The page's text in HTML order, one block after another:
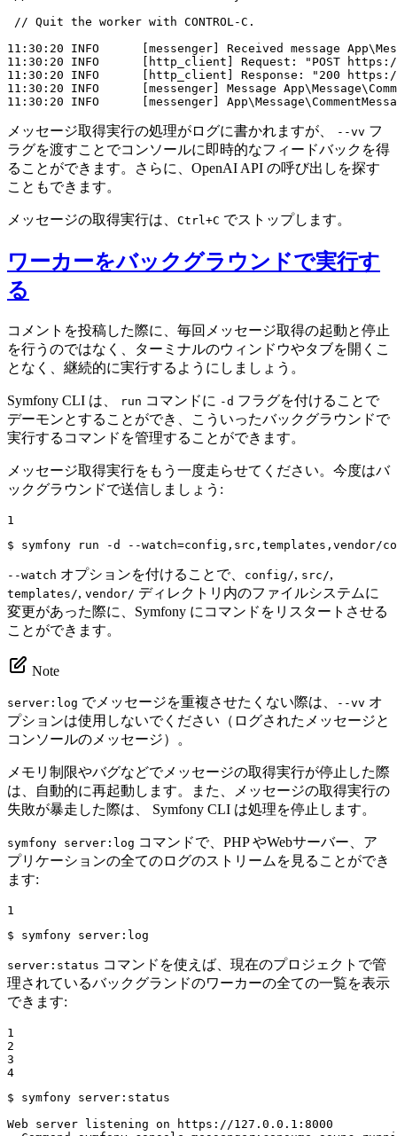
// Quit the worker with CONTROL-C.
11:30:20 INFO      [messenger] Received message
11:30:20 INFO      [http_client] Request: "POST
11:30:20 INFO      [http_client] Response: "200 https://
11:30:20 INFO      [messenger] Message
11:30:20 INFO      [messenger]
メッセージ取得実行の処理がログに書かれますが、 --vv フ
ラグを渡すことでコンソールに即時的なフィードバックを得
ることができます。さらに、OpenAI API の呼び出しを探す
こともできます。
メッセージの取得実行は、 Ctrl+C でストップします。
ワーカーをバックグラウンドで実行す
る
コメントを投稿した際に、毎回メッセージ取得の起動と停止
を行うのではなく、ターミナルのウィンドウやタブを開くこ
となく、継続的に実行するようにしましょう。
Symfony CLI は、 run コマンドに -d フラグを付けることで
デーモンとすることができ、こういったバックグラウンドで
実行するコマンドを管理することができます。
メッセージ取得実行をもう一度走らせてください。今度はバ
ックグラウンドで送信しましょう:
1
$ symfony run -d --watch=config,src,templates,vendor/
--watch オプションを付けることで、 config/, src/,
templates/, vendor/ ディレクトリ内のファイルシステムに
変更があった際に、Symfony にコマンドをリスタートさせる
ことができます。
Note
server:log でメッセージを重複させたくない際は、 --vv オ
プションは使用しないでください（ログされたメッセージと
コンソールのメッセージ）。
メモリ制限やバグなどでメッセージの取得実行が停止した際
は、自動的に再起動します。また、メッセージの取得実行の
失敗が暴走した際は、 Symfony CLI は処理を停止します。
symfony server:log コマンドで、PHP やWebサーバー、ア
プリケーションの全てのログのストリームを見ることができ
ます:
1
$ symfony server: log
server:status コマンドを使えば、現在のプロジェクトで管
理されているバックグランドのワーカーの全ての一覧を表示
できます:
1
2
3
4
$ symfony server:status
Web server listening on https://127.0.0.1:8000